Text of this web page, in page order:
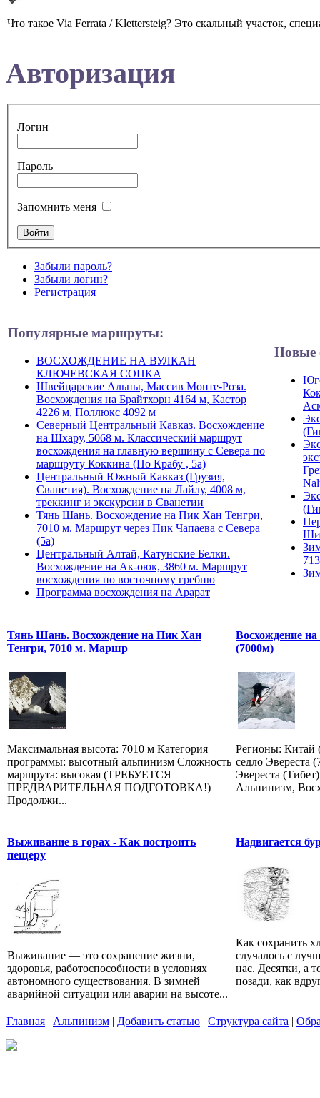
Что такое Via Ferrata / Klettersteig? Это скальный участок,
Авторизация
Логин
Пароль
Запомнить меня
Забыли пароль?
Забыли логин?
Регистрация
Популярные маршруты:
ВОСХОЖДЕНИЕ НА ВУЛКАН
КЛЮЧЕВСКАЯ СОПКА
Швейцарские Альпы, Массив Монте-Роза.
Восхождения на Брайтхорн 4164 м, Кастор
4226 м, Поллюкс 4092 м
Северный Центральный Кавказ. Восхождение
на Шхару, 5068 м. Классический маршрут
восхождения на главную вершину с Севера по
маршруту Коккина (По Крабу , 5а)
Центральный Южный Кавказ (Грузия,
Сванетия). Восхождение на Лайлу, 4008 м,
треккинг и экскурсии в Сванетии
Тянь Шань. Восхождение на Пик Хан Тенгри,
7010 м. Маршрут через Пик Чапаева с Севера
(5а)
Центральный Алтай, Катунские Белки.
Восхождение на Ак-оюк, 3860 м. Маршрут
восхождения по восточному гребню
Программа восхождения на Арарат
Новые
Тянь Шань. Восхождение на Пик Хан
Тенгри, 7010 м. Маршр
Максимальная высота: 7010 м Категория
программы: высотный альпинизм Сложность
маршрута: высокая (ТРЕБУЕТСЯ
ПРЕДВАРИТЕЛЬНАЯ ПОДГОТОВКА!)
Продолжи...
Восхождение
(7000м)
Регионы: Китай
седло Эвереста
Эвереста
Альпинизм,
Выживание в горах - Как построить
пещеру
Выживание — это сохранение жизни,
здоровья, работоспособности в условиях
автономного существования. В зимней
аварийной ситуации или аварии на высоте...
Надвигается
Как сохранить
случалось с
нас. Десятки, а
позади, как
Главная | Альпинизм | Добавить статью | Структура сайта |